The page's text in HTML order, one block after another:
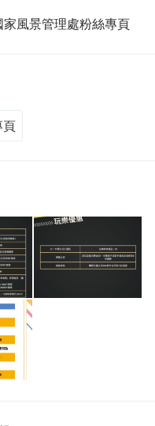
風景管理處粉絲專頁
頁